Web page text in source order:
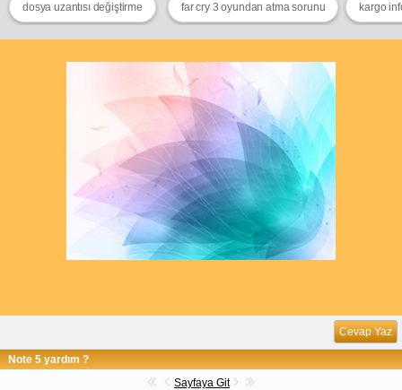
dosya uzantısı değiştirme far cry 3 oyundan atma sorunu kargo
Cevap Yaz
Note 5 yardım ?
Sayfaya Git